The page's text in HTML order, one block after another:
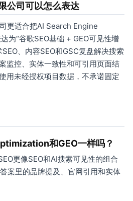
公司可以怎么表达
更适合把AI Search Engine
为“谷歌SEO基础 + GEO可见性增
、内容SEO和GSC复盘解决搜索
监控、实体一致性和可引用页面结
用未经授权项目数据，不承诺固定
和GEO一样吗？
更像SEO和AI搜索可见性的组合
案里的品牌提及、官网引用和实体